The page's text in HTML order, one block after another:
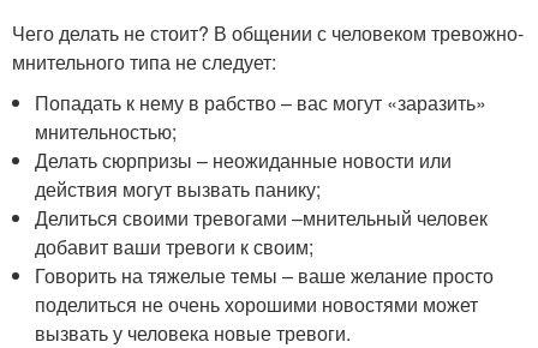
Чего делать не стоит? В общении с человеком тревожно-
мнительного типа не следует:
Попадать к нему в рабство – вас могут «заразить»
мнительностью;
Делать сюрпризы – неожиданные новости или
действия могут вызвать панику;
Делиться своими тревогами –мнительный человек
добавит ваши тревоги к своим;
Говорить на тяжелые темы – ваше желание просто
поделиться не очень хорошими новостями может
вызвать у человека новые тревоги.